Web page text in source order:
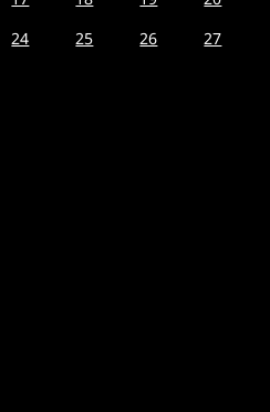
24 25 26
27